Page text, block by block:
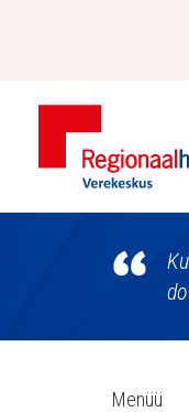
Põhja-
Menüü